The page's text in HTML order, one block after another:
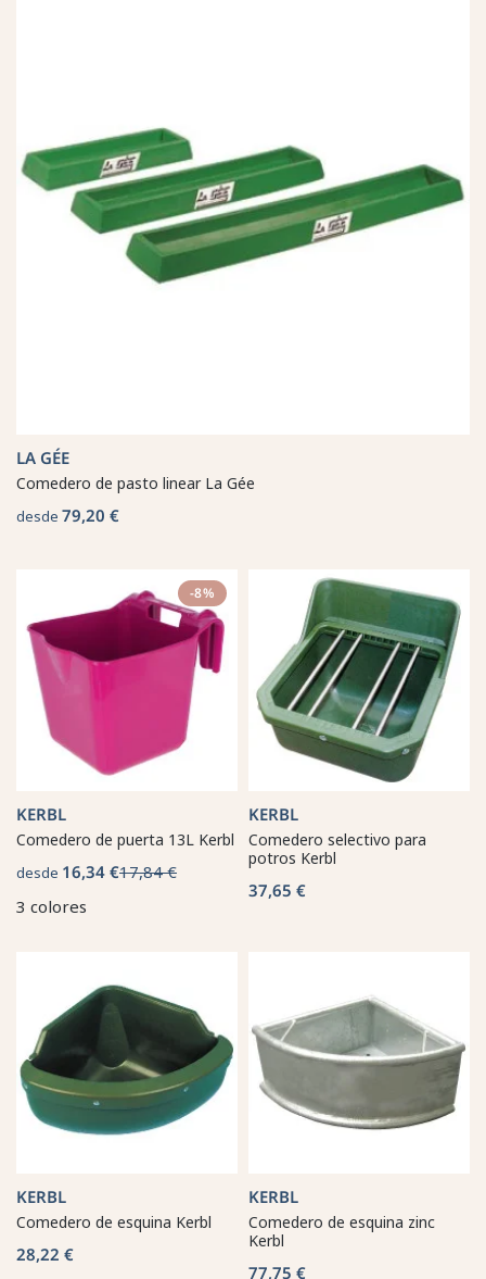
LA GÉE
Comedero de pasto linear La Gée
desde 79,20 €
-8%
KERBL
Comedero de puerta 13L Kerbl
desde 16,34 €17,84 €
3 colores
KERBL
Comedero selectivo para
potros Kerbl
37,65 €
KERBL
Comedero de esquina Kerbl
28,22 €
KERBL
Comedero de esquina zinc
Kerbl
77,75 €